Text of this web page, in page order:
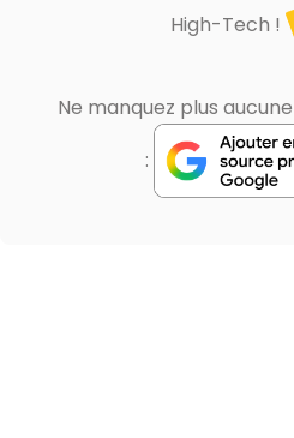
High-Tech !
Ne manquez plus
: